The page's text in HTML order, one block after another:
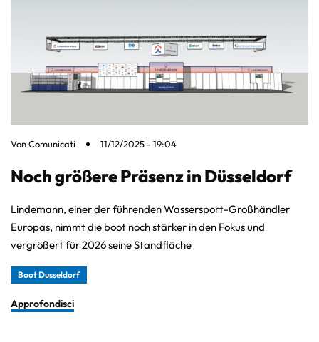
VonComunicati 11/12/2025 - 19:04
Noch größere Präsenz in Düsseldorf
Lindemann, einer der führenden Wassersport-Großhändler
Europas, nimmt die boot noch stärker in den Fokus und
vergrößert für 2026 seine Standfläche
Boot Dusseldorf
Approfondisci